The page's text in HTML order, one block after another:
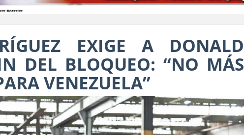
EXIGE A DONALD
DEL BLOQUEO: “NO MÁS
VENEZUELA”